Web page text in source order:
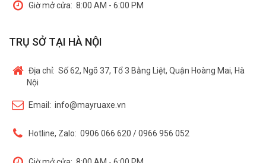
Giờ mở cửa: 8:00 AM - 6:00 PM
TRỤ SỞ TẠI HÀ NỘI
Địa chỉ: Số 62, Ngõ 37, Tổ 3 Bằng Liệt, Quận Hoàng Mai, Hà
Nội
Email: info@mayruaxe.vn
Hotline, Zalo: 0906 066 620 / 0966 956 052